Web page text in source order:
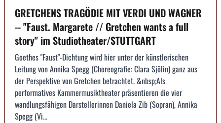
GRETCHENS TRAGÖDIE MIT VERDI UND WAGNER
-- "Faust. Margarete // Gretchen wants a full
story" im Studiotheater/STUTTGART
Goethes "Faust"-Dichtung wird hier unter der künstlerischen
Leitung von Annika Spegg (Choreografie: Clara Sjölin) ganz aus
der Perspektive von Gretchen betrachtet. &nbsp;Als
performatives Kammermusiktheater präsentieren die vier
wandlungsfähigen Darstellerinnen Daniela Zib (Sopran), Annika
Spegg (Vi...